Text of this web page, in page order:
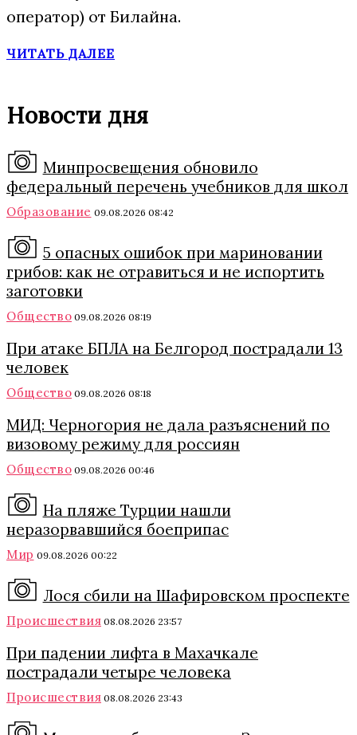
оператор) от Билайна.
ЧИТАТЬ ДАЛЕЕ
Новости дня
Минпросвещения обновило
федеральный перечень учебников для школ
Образование 09.08.2026 08:42
5 опасных ошибок при мариновании
грибов: как не отравиться и не испортить
заготовки
Общество 09.08.2026 08:19
При атаке БПЛА на Белгород пострадали 13
человек
Общество 09.08.2026 08:18
МИД: Черногория не дала разъяснений по
визовому режиму для россиян
Общество 09.08.2026 00:46
На пляже Турции нашли
неразорвавшийся боеприпас
Мир 09.08.2026 00:22
Лося сбили на Шафировском проспекте
Происшествия 08.08.2026 23:57
При падении лифта в Махачкале
пострадали четыре человека
Происшествия 08.08.2026 23:43